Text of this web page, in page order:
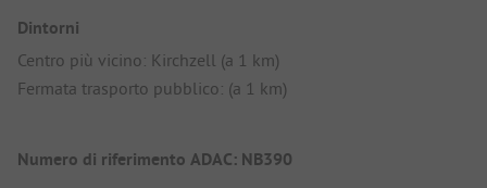
Dintorni
Centro più vicino: Kirchzell (a 1 km)
Fermata trasporto pubblico: (a 1 km)
Numero di riferimento ADAC: NB390